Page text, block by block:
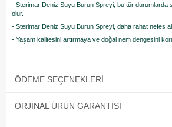
- Sterimar Deniz Suyu Burun Spreyi, bu tür durumlarda
olur.
- Sterimar Deniz Suyu Burun Spreyi, daha rahat nefes
- Yaşam kalitesini artırmaya ve doğal nem dengesini
ÖDEME SEÇENEKLERI
ORJINAL ÜRÜN GARANTISI